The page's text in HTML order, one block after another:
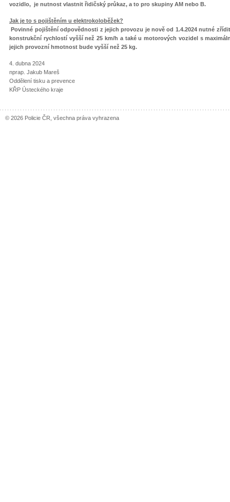
vozidlo, je nutnost vlastnit řidičský průkaz, a to pro skupiny AM nebo B.
Jak je to s pojištěním u elektrokoloběžek?
Povinné pojištění odpovědnosti z jejich provozu je nově od 1.4.2024 nutné
konstrukční rychlostí vyšší než 25 km/h a také u motorových vozidel s
jejich provozní hmotnost bude vyšší než 25 kg.
4. dubna 2024
nprap. Jakub Mareš
Oddělení tisku a prevence
KŘP Ústeckého kraje
© 2026 Policie ČR, všechna práva vyhrazena